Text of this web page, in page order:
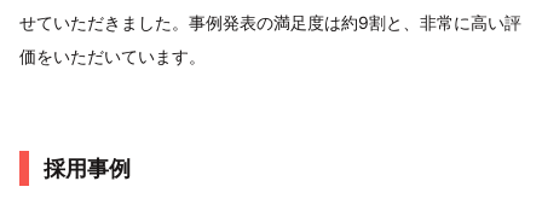
せていただきました。事例発表の満足度は約9割と、非常に高い評
価をいただいています。
採用事例